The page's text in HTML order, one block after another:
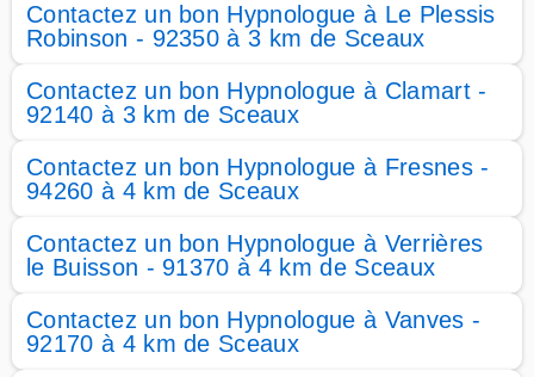
Contactez un bon Hypnologue à Le Plessis
Robinson - 92350 à 3 km de Sceaux
Contactez un bon Hypnologue à Clamart -
92140 à 3 km de Sceaux
Contactez un bon Hypnologue à Fresnes -
94260 à 4 km de Sceaux
Contactez un bon Hypnologue à Verrières
le Buisson - 91370 à 4 km de Sceaux
Contactez un bon Hypnologue à Vanves -
92170 à 4 km de Sceaux